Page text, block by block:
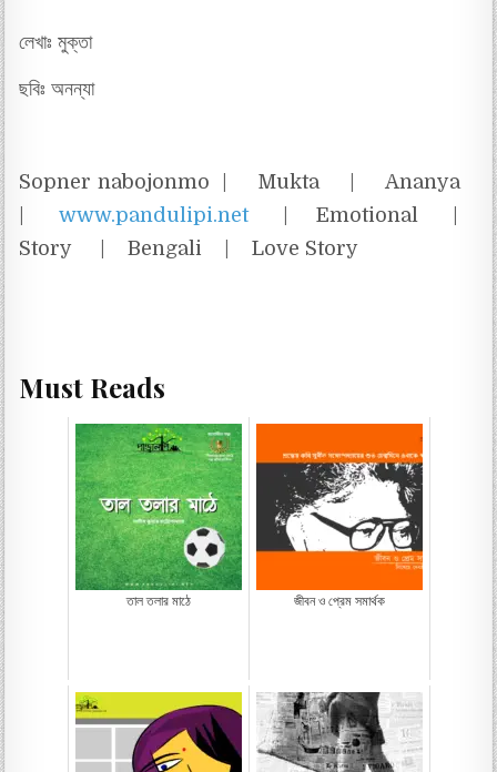
লেখাঃ মুক্তা
ছবিঃ অনন্যা
Sopner nabojonmo | Mukta | Ananya
|www.pandulipi.net| Emotional |
Story | Bengali | Love Story
Must Reads
তাল তলার মাঠে জীবন ও প্রেম সমার্থক